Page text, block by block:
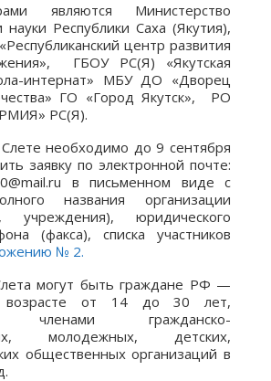
являются Министерство
науки Республики Саха (Якутия),
центр развития
ГБОУ РС(Я) «Якутская
интернат» МБУ ДО «Дворец
ГО «Город Якутск», РО
РС(Я).
необходимо до 9 сентября
заявку по электронной почте:
в письменном виде с
названия организации
учреждения), юридического
(факса), списка участников
№ 2.
могут быть граждане РФ —
от 14 до 30 лет,
членами гражданско-
молодежных, детских,
общественных организаций в